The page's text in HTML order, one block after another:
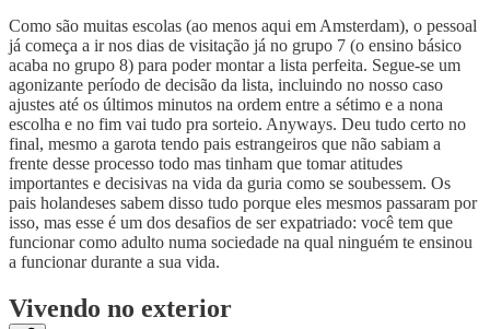
Como são muitas escolas (ao menos aqui em Amsterdam), o pessoal
já começa a ir nos dias de visitação já no grupo 7 (o ensino básico
acaba no grupo 8) para poder montar a lista perfeita. Segue-se um
agonizante período de decisão da lista, incluindo no nosso caso
ajustes até os últimos minutos na ordem entre a sétimo e a nona
escolha e no fim vai tudo pra sorteio. Anyways. Deu tudo certo no
final, mesmo a garota tendo pais estrangeiros que não sabiam a
frente desse processo todo mas tinham que tomar atitudes
importantes e decisivas na vida da guria como se soubessem. Os
pais holandeses sabem disso tudo porque eles mesmos passaram por
isso, mas esse é um dos desafios de ser expatriado: você tem que
funcionar como adulto numa sociedade na qual ninguém te ensinou
a funcionar durante a sua vida.
Vivendo no exterior